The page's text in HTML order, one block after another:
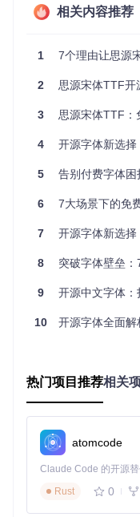
earType、macOS
🎨 设计局限性：单一
多数免费字体仅提供
源宋体提供从
笔画设计，实现从正
零基础部署：三
🛠️ Windows系统零门
git clone
导航至
在所有应用中使用
通过终端克隆项目
git clone https://
ok会自动处理所有
🐧 Linux命令行部署指
克隆仓库并安装字
git clone
mkdir
验证安装结果：
相关内容推荐
1 7个理由让思源
2 思源宋体TTF开源字
3 思源宋体TTF：
4 开源字体新选
5 告别付费字体困
6 7大场景下的免费商
7 开源字体新选
8 突破字体壁垒
9 开源中文字体
10 开源字体全面解析
热门项目推荐相关
atomcode
Rust
0